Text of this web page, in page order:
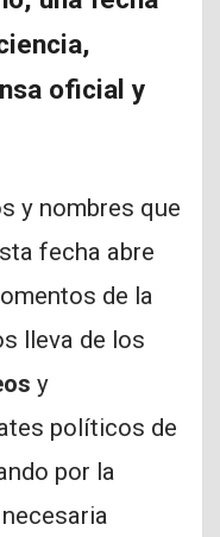
oficial y
y nombres que
fecha abre
de la
lleva de los
y
políticos de
por la